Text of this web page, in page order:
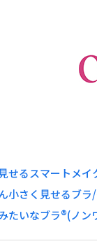
せるスマートメ
小さく見せるブ
たいなブラ®(ノン